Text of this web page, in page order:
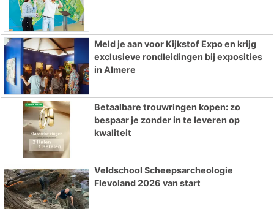
Meld je aan voor Kijkstof Expo en krijg
exclusieve rondleidingen bij exposities
in Almere
Betaalbare trouwringen kopen: zo
bespaar je zonder in te leveren op
kwaliteit
Veldschool Scheepsarcheologie
Flevoland 2026 van start